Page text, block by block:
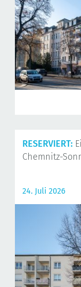
RESERVIERT:
Chemnitz-
24. Juli 2026